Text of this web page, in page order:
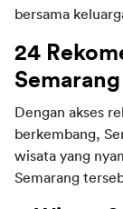
bersama
24
Semarang
Dengan akses
berkembang,
wisata yang
Semarang